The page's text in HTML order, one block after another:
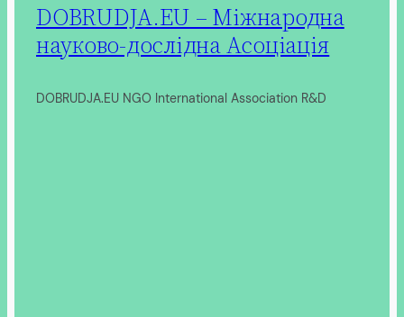
DOBRUDJA.EU – Міжнародна
науково-дослідна Асоціація
DOBRUDJA.EU NGO International Association R&D